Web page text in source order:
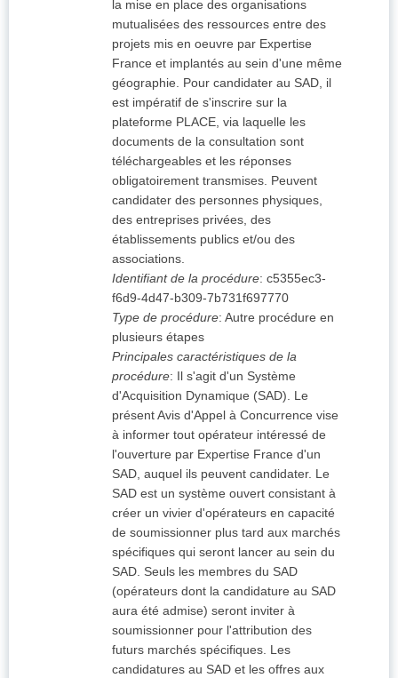
la mise en place des organisations
mutualisées des ressources entre des
projets mis en oeuvre par Expertise
France et implantés au sein d'une même
géographie. Pour candidater au SAD, il
est impératif de s'inscrire sur la
plateforme PLACE, via laquelle les
documents de la consultation sont
téléchargeables et les réponses
obligatoirement transmises. Peuvent
candidater des personnes physiques,
des entreprises privées, des
établissements publics et/ou des
associations.
Identifiant de la procédure: c5355ec3-
f6d9-4d47-b309-7b731f697770
Type de procédure: Autre procédure en
plusieurs étapes
Principales caractéristiques de la
procédure: Il s'agit d'un Système
d'Acquisition Dynamique (SAD). Le
présent Avis d'Appel à Concurrence vise
à informer tout opérateur intéressé de
l'ouverture par Expertise France d'un
SAD, auquel ils peuvent candidater. Le
SAD est un système ouvert consistant à
créer un vivier d'opérateurs en capacité
de soumissionner plus tard aux marchés
spécifiques qui seront lancer au sein du
SAD. Seuls les membres du SAD
(opérateurs dont la candidature au SAD
aura été admise) seront inviter à
soumissionner pour l'attribution des
futurs marchés spécifiques. Les
candidatures au SAD et les offres aux